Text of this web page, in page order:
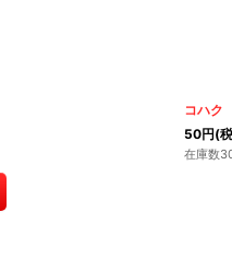
コハ
50円(
在庫数